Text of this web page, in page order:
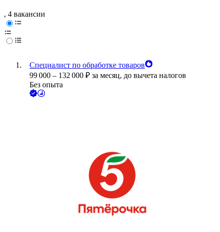
, 4 вакансии
Специалист по обработке товаров
99 000 – 132 000 ₽ за месяц, до вычета налогов
Без опыта